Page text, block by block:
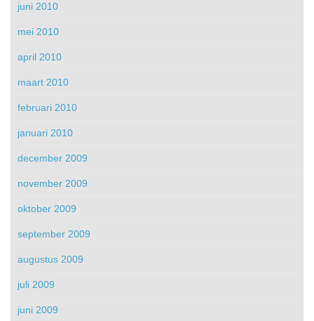
juni 2010
mei 2010
april 2010
maart 2010
februari 2010
januari 2010
december 2009
november 2009
oktober 2009
september 2009
augustus 2009
juli 2009
juni 2009